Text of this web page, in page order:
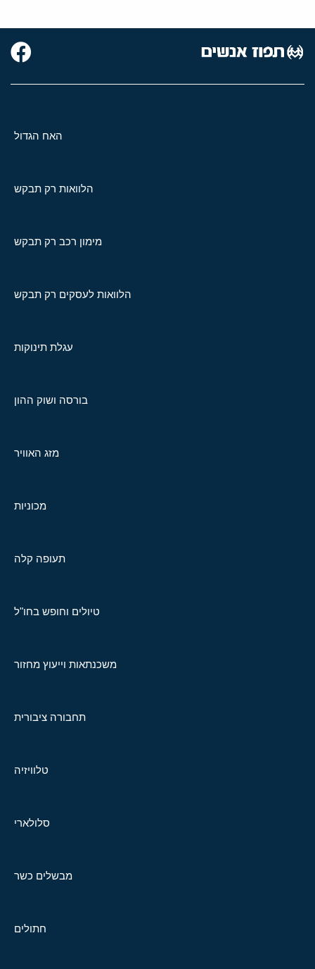
האח הגדול
הלוואות רק תבקש
מימון רכב רק תבקש
הלוואות לעסקים רק תבקש
עגלת תינוקות
בורסה ושוק ההון
מזג האוויר
מכוניות
תעופה קלה
טיולים וחופש בחו"ל
משכנתאות וייעוץ מחזור
תחבורה ציבורית
טלוויזיה
סלולארי
מבשלים כשר
חתולים